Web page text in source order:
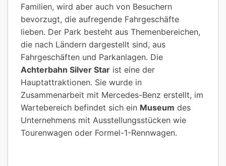
Familien, wird aber auch von Besuchern
bevorzugt, die aufregende Fahrgeschäfte
lieben. Der Park besteht aus Themenbereichen,
die nach Ländern dargestellt sind, aus
Fahrgeschäften und Parkanlagen. Die
Achterbahn Silver Star ist eine der
Hauptattraktionen. Sie wurde in
Zusammenarbeit mit Mercedes-Benz erstellt, im
Wartebereich befindet sich ein Museum des
Unternehmens mit Ausstellungsstücken wie
Tourenwagen oder Formel-1-Rennwagen.